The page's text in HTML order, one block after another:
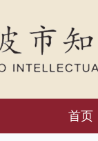
首页